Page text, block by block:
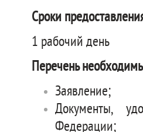
Сроки
1 рабочий день
Перечень
Заявление;
Документы,
Федерации;